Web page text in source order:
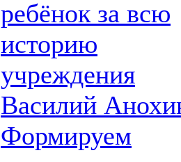
ребёнок за всю
историю
учреждения
Василий
Формируем